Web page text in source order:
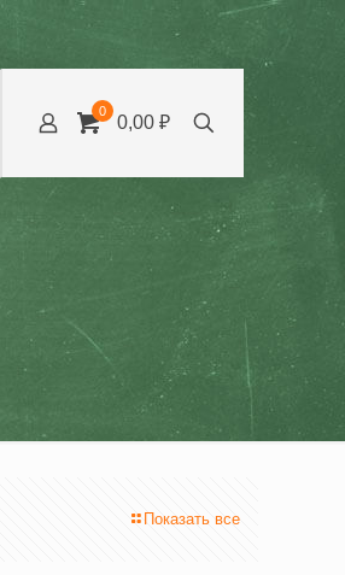
0
0,00 ₽
Показать все